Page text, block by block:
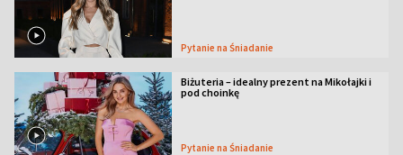
Pytanie na Śniadanie
Biżuteria – idealny prezent na Mikołajki i
pod choinkę
Pytanie na Śniadanie